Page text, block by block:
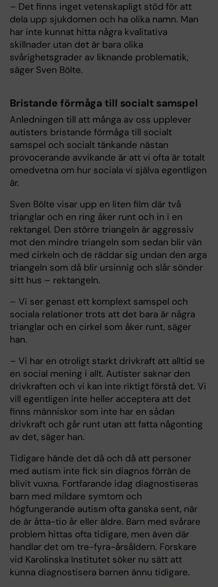
– Det finns inget vetenskapligt stöd för att
dela upp sjukdomen och ha olika namn. Man
har inte kunnat hitta några kvalitativa
skillnader utan det är bara olika
svårighetsgrader av liknande problematik,
säger Sven Bölte.
Bristande förmåga till socialt samspel
Anledningen till att många av oss upplever
autisters bristande förmåga till socialt
samspel och socialt tänkande nästan
provocerande avvikande är att vi ofta är totalt
omedvetna om hur sociala vi själva egentligen
är.
Sven Bölte visar upp en liten film där två
trianglar och en ring åker runt och in i en
rektangel. Den större triangeln är aggressiv
mot den mindre triangeln som sedan blir vän
med cirkeln och de räddar sig undan den arga
triangeln som då blir ursinnig och slår sönder
sitt hus – rektangeln.
– Vi ser genast ett komplext samspel och
sociala relationer trots att det bara är några
trianglar och en cirkel som åker runt, säger
han.
– Vi har en otroligt starkt drivkraft att alltid se
en social mening i allt. Autister saknar den
drivkraften och vi kan inte riktigt förstå det. Vi
vill egentligen inte heller acceptera att det
finns människor som inte har en sådan
drivkraft och går runt utan att fatta någonting
av det, säger han.
Tidigare hände det då och då att personer
med autism inte fick sin diagnos förrän de
blivit vuxna. Fortfarande idag diagnostiseras
barn med mildare symtom och
högfungerande autism ofta ganska sent, när
de är åtta-tio år eller äldre. Barn med svårare
problem hittas ofta tidigare, men även där
handlar det om tre-fyra-årsåldern. Forskare
vid Karolinska Institutet söker nu sätt att
kunna diagnostisera barnen ännu tidigare.